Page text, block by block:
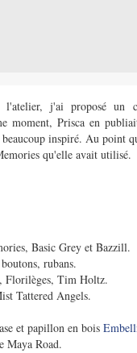
j'ai proposé un
moment, Prisca en
beaucoup inspiré. Au point
qu'elle avait utilisé.
Basic Grey et Bazzill.
rubans.
Florilèges, Tim Holtz.
Tattered Angels.
et papillon en bois
Maya Road.